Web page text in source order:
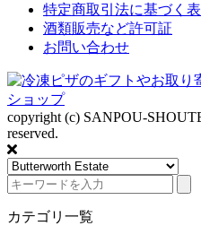
特定商取引法に基づく
酒類販売など許可証
お問い合わせ
copyright (c) SANPOU-
reserved.
カテゴリ一覧